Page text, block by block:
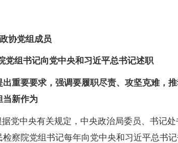
协党组成员
党组书记向党中央和习近平总书记述职
重要要求，强调要履职尽责、攻坚克难，
当新作为
党中央有关规定，中央政治局委员、书记
察院党组书记每年向党中央和习近平总书